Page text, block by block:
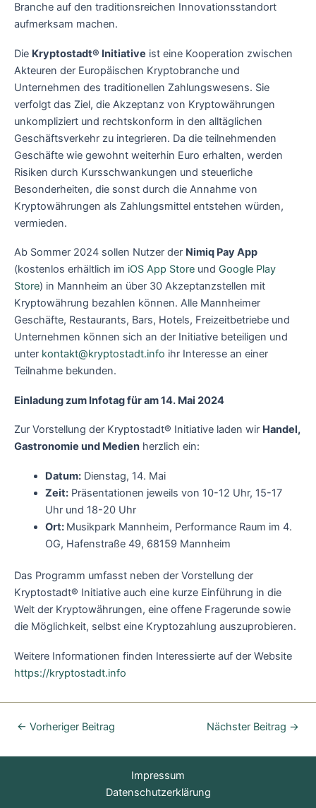
Branche auf den traditionsreichen Innovationsstandort
aufmerksam machen.
Die Kryptostadt® Initiative ist eine Kooperation zwischen
Akteuren der Europäischen Kryptobranche und
Unternehmen des traditionellen Zahlungswesens. Sie
verfolgt das Ziel, die Akzeptanz von Kryptowährungen
unkompliziert und rechtskonform in den alltäglichen
Geschäftsverkehr zu integrieren. Da die teilnehmenden
Geschäfte wie gewohnt weiterhin Euro erhalten, werden
Risiken durch Kursschwankungen und steuerliche
Besonderheiten, die sonst durch die Annahme von
Kryptowährungen als Zahlungsmittel entstehen würden,
vermieden.
Ab Sommer 2024 sollen Nutzer der Nimiq Pay App
(kostenlos erhältlich im iOS App Store und Google Play
Store) in Mannheim an über 30 Akzeptanzstellen mit
Kryptowährung bezahlen können. Alle Mannheimer
Geschäfte, Restaurants, Bars, Hotels, Freizeitbetriebe und
Unternehmen können sich an der Initiative beteiligen und
unter kontakt@kryptostadt.info ihr Interesse an einer
Teilnahme bekunden.
Einladung zum Infotag für am 14. Mai 2024
Zur Vorstellung der Kryptostadt® Initiative laden wir Handel,
Gastronomie und Medien herzlich ein:
Datum:Dienstag, 14. Mai
Zeit:Präsentationen jeweils von 10-12 Uhr, 15-17
Uhr und 18-20 Uhr
Ort: Musikpark Mannheim, Performance Raum im 4.
OG, Hafenstraße 49, 68159 Mannheim
Das Programm umfasst neben der Vorstellung der
Kryptostadt® Initiative auch eine kurze Einführung in die
Welt der Kryptowährungen, eine offene Fragerunde sowie
die Möglichkeit, selbst eine Kryptozahlung auszuprobieren.
Weitere Informationen finden Interessierte auf der Website
https://kryptostadt.info
← Vorheriger Beitrag Nächster Beitrag →
Impressum
Datenschutzerklärung